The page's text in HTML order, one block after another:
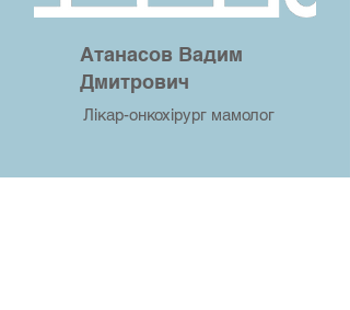
Атанасов Вадим
Дмитрович
Лікар-онкохірург мамолог